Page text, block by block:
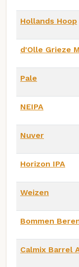
Hollands Hoop
d'Olle Grieze
Pale
NEIPA
Nuver
Horizon IPA
Weizen
Bommen
Calmix Barrel